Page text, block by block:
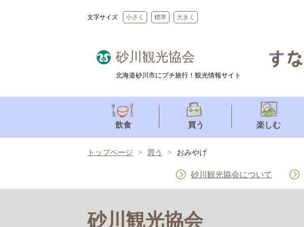
文字サイズ 小さく 標準 大きく
砂川観光協会
北海道砂川市にプチ旅行！観光情報サイト
飲食 買う 楽しむ
トップページ 買う おみやげ
砂川観光協会について
砂川観光協会